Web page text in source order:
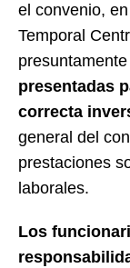
el convenio,
Temporal
presuntamente
presentadas
correcta
general del
prestaciones
laborales.
Los